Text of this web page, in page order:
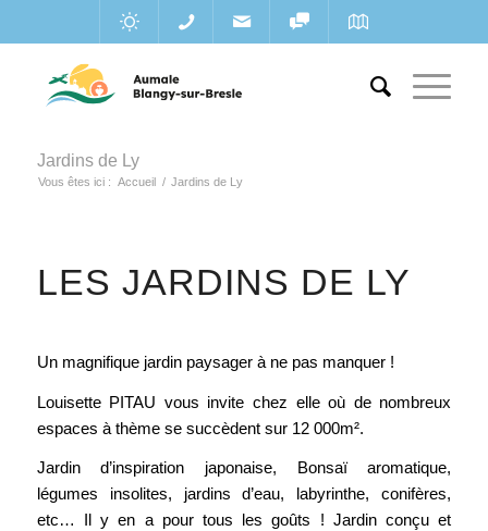
Jardins de Ly
Vous êtes ici : Accueil / Jardins de Ly
LES JARDINS DE LY
Un magnifique jardin paysager à ne pas manquer !
Louisette PITAU vous invite chez elle où de nombreux
espaces à thème se succèdent sur 12 000m².
Jardin d’inspiration japonaise, Bonsaï aromatique,
légumes insolites, jardins d’eau, labyrinthe, conifères,
etc… Il y en a pour tous les goûts ! Jardin conçu et